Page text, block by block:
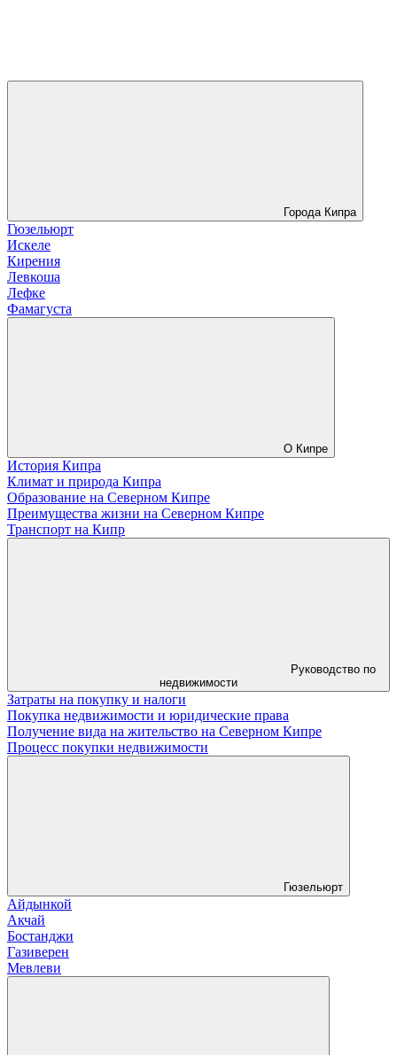
Города Кипра
Гюзельюрт
Искеле
Кирения
Левкоша
Лефке
Фамагуста
О Кипре
История Кипра
Климат и природа Кипра
Образование на Северном Кипре
Преимущества жизни на Северном Кипре
Транспорт на Кипр
Руководство по
недвижимости
Затраты на покупку и налоги
Покупка недвижимости и юридические права
Получение вида на жительство на Северном Кипре
Процесс покупки недвижимости
Гюзельюрт
Айдынкой
Акчай
Бостанджи
Газиверен
Мевлеви